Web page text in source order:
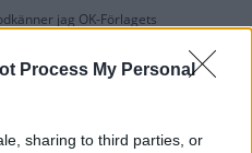
Process My Personal
sharing to third parties, or
jag OK-Förlagets